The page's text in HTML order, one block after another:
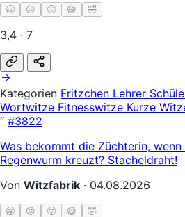
🥱 😐 🙂 😄 🤣
3,4 · 7
Kategorien Fritzchen Lehrer
Wortwitze Fitnesswitze Kurze
“ #3822
Was bekommt die Züchterin,
Regenwurm kreuzt? Stacheldraht!
Von Witzfabrik · 04.08.2026
🥱 😐 🙂 😄 🤣